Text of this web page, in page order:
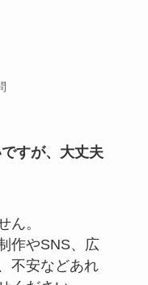
すが、大丈夫
ん。
作やSNS、広
不安などあれ